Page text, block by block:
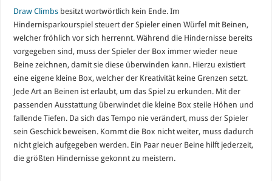
Draw Climbs besitzt wortwörtlich kein Ende. Im
Hindernisparkourspiel steuert der Spieler einen Würfel mit Beinen,
welcher fröhlich vor sich herrennt. Während die Hindernisse bereits
vorgegeben sind, muss der Spieler der Box immer wieder neue
Beine zeichnen, damit sie diese überwinden kann. Hierzu existiert
eine eigene kleine Box, welcher der Kreativität keine Grenzen setzt.
Jede Art an Beinen ist erlaubt, um das Spiel zu erkunden. Mit der
passenden Ausstattung überwindet die kleine Box steile Höhen und
fallende Tiefen. Da sich das Tempo nie verändert, muss der Spieler
sein Geschick beweisen. Kommt die Box nicht weiter, muss dadurch
nicht gleich aufgegeben werden. Ein Paar neuer Beine hilft jederzeit,
die größten Hindernisse gekonnt zu meistern.